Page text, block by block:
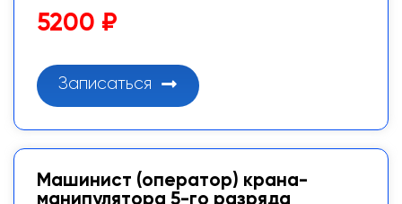
5200 ₽
Записаться
Машинист (оператор) крана-
манипулятора 5-го разряда